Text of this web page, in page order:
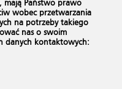
mają Państwo prawo
wobec przetwarzania
na potrzeby takiego
nas o swoim
danych kontaktowych: